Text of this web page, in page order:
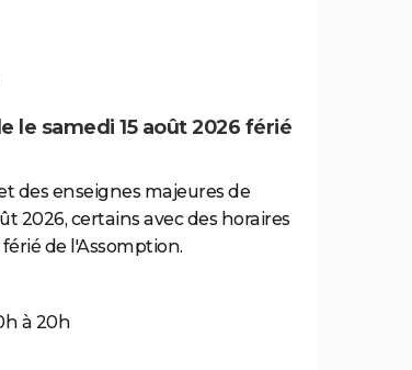
le samedi 15 août 2026 férié
des enseignes majeures de
2026, certains avec des horaires
de l'Assomption.
à 20h